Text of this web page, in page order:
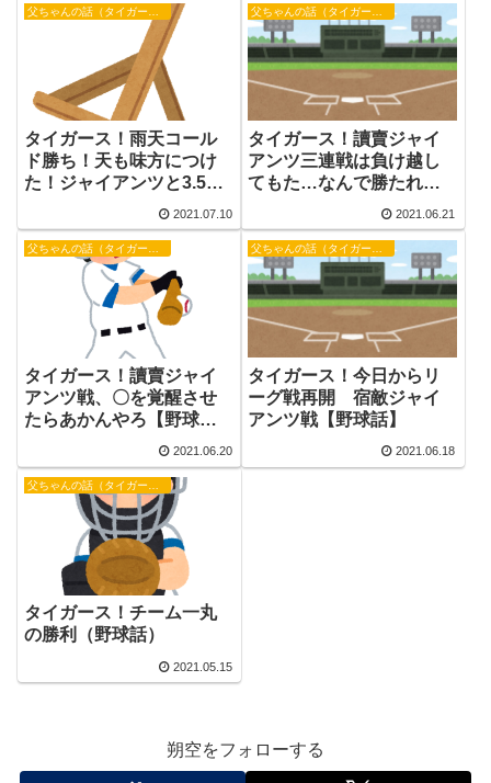
話】
タイガース！雨天コール
ド勝ち！天も味方につけ
た！ジャイアンツと3.5差
2021.07.10
タイガース！讀賣ジャイ
アンツ三連戦は負け越し
てもた…なんで勝たれへ
んのやろ【野球話】
2021.06.21
タイガース！讀賣ジャイ
アンツ戦、〇を覚醒させ
たらあかんやろ【野球
2021.06.20
タイガース！今日からリ
ーグ戦再開 宿敵ジャイ
アンツ戦【野球話】
2021.06.18
タイガース！チーム一丸
の勝利（野球話）
2021.05.15
朔空をフォローする